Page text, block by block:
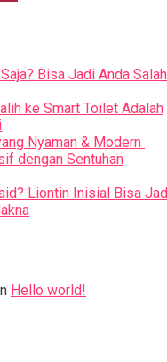
Bisa Jadi Anda Salah
ke Smart Toilet Adalah
Nyaman & Modern
dengan Sentuhan
Liontin Inisial Bisa
Hello world!